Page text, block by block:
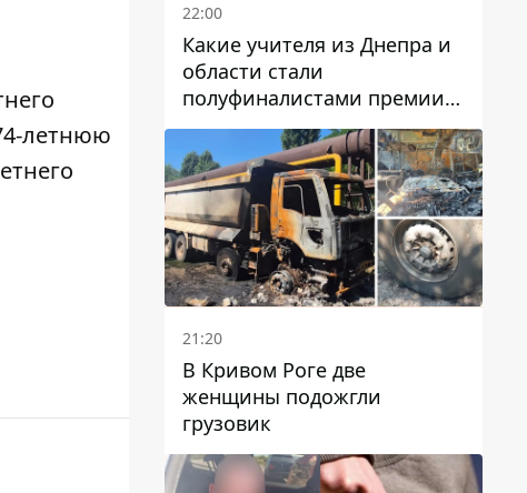
летнюю
22:00
Какие учителя из Днепра и
области стали
полуфиналистами премии
Global Teacher Prize Ukraine
2026
21:20
В Кривом Роге две
женщины подожгли
грузовик